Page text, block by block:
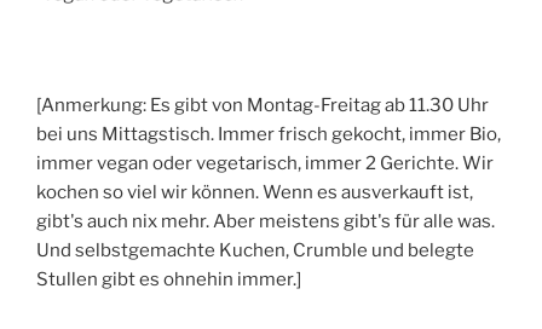
[Anmerkung: Es gibt von Montag-Freitag ab 11.30 Uhr
bei uns Mittagstisch. Immer frisch gekocht, immer Bio,
immer vegan oder vegetarisch, immer 2 Gerichte. Wir
kochen so viel wir können. Wenn es ausverkauft ist,
gibt's auch nix mehr. Aber meistens gibt's für alle was.
Und selbstgemachte Kuchen, Crumble und belegte
Stullen gibt es ohnehin immer.]